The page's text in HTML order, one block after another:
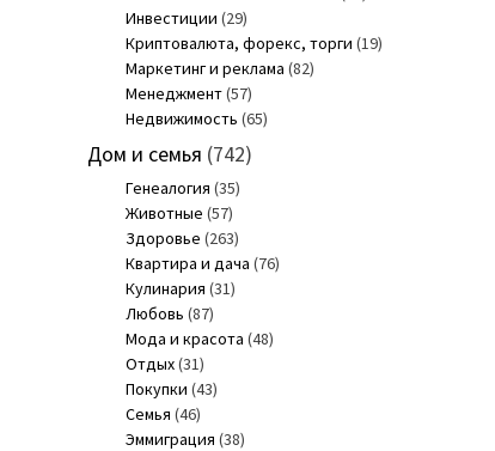
Инвестиции (29)
Криптовалюта, форекс, торги (19)
Маркетинг и реклама (82)
Менеджмент(57)
Недвижимость (65)
Дом и семья (742)
Генеалогия (35)
Животные (57)
Здоровье (263)
Квартира и дача (76)
Кулинария (31)
Любовь (87)
Мода и красота (48)
Отдых(31)
Покупки (43)
Семья (46)
Эммиграция (38)